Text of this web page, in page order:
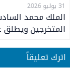
31 يوليو 2026
الملك محمد
المتخرجين
اترك تعليقاً